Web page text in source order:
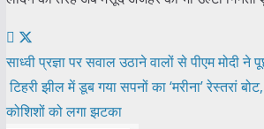
Post
navigation
साध्वी प्रज्ञा पर सवाल उठाने वालों से पीएम मोदी ने
टिहरी झील में डूब गया सपनों का ‘मरीना’ रेस्तरां
कोशिशों को लगा झटका